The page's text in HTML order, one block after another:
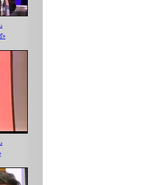
گفت‌وگو با «صالحی» و «ساوه‌ای»